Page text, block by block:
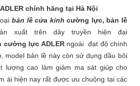
chính hãng tại Hà Nội
bản lề cửa kính cường lực, bản lề
xuất trên dây truyền hiện đại
cường lực ADLERngoài đạt độ chính
model bản lề này còn sử dụng dầu bôi
lượng cao làm giảm ma sát giúp cho
ái hiện nay rất được ưu chuộng tại các